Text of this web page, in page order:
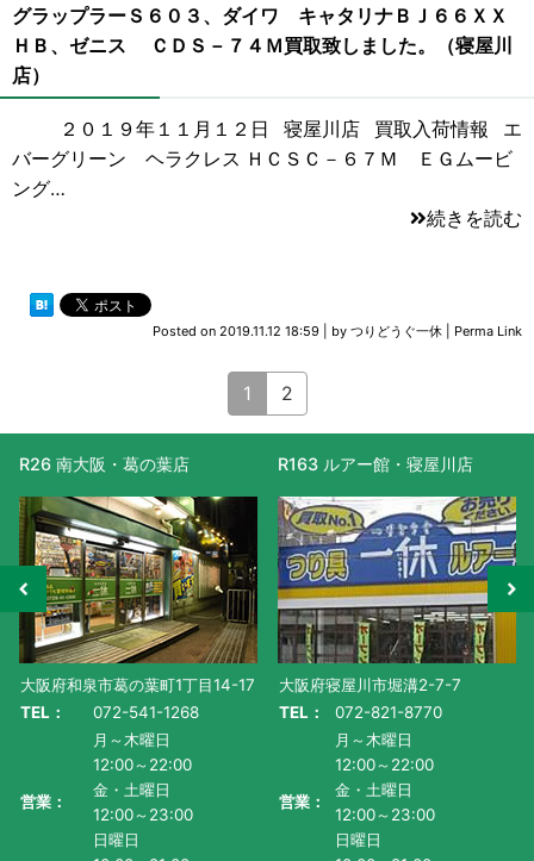
グラップラーＳ６０３、ダイワ キャタリナＢＪ６６ＸＸ
ＨＢ、ゼニス ＣＤＳ－７４Ｍ買取致しました。（寝屋川
店）
２０１９年１１月１２日 寝屋川店 買取入荷情報 エ
バーグリーン ヘラクレス ＨＣＳＣ－６７Ｍ ＥＧムービ
ング…
続きを読む
Posted on 2019.11.12 18:59 by つりどうぐ一休 Perma Link
1 2
R26 南大阪・葛の葉店
大阪府和泉市葛の葉町1丁目14-17
TEL：
072-541-1268
営業：
月～木曜日
12:00～22:00
金・土曜日
12:00～23:00
日曜日
R163 ルアー館・寝屋川店
大阪府寝屋川市堀溝2-7-7
TEL：
072-821-8770
営業：
月～木曜日
12:00～22:00
金・土曜日
12:00～23:00
日曜日